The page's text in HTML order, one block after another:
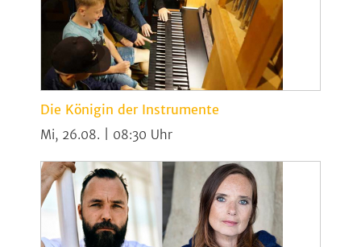
Die Königin der Instrumente
Mi, 26.08. | 08:30